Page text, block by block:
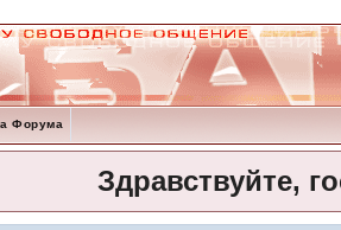
Форума
Здравствуйте,